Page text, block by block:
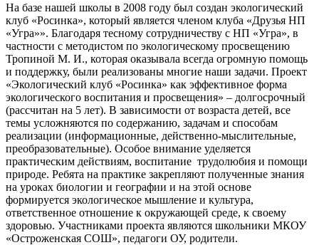
На базе нашей школы в 2008 году был создан экологический
клуб «Росинка», который является членом клуба «Друзья НП
«Угра»». Благодаря тесному сотрудничеству с НП «Угра», в
частности с методистом по экологическому просвещению
Тропиной М. И., которая оказывала всегда огромную помощь
и поддержку, были реализованы многие наши задачи. Проект
«Экологический клуб «Росинка» как эффективное форма
экологического воспитания и просвещения» – долгосрочный
(рассчитан на 5 лет). В зависимости от возраста детей, все
темы усложняются по содержанию, задачам и способам
реализации (информационные, действенно-мыслительные,
преобразовательные). Особое внимание уделяется
практическим действиям, воспитание трудолюбия и помощи
природе. Ребята на практике закрепляют полученные знания
на уроках биологии и географии и на этой основе
формируется экологическое мышление и культура,
ответственное отношение к окружающей среде, к своему
здоровью. Участниками проекта являются школьники МКОУ
«Остроженская СОШ», педагоги ОУ, родители.